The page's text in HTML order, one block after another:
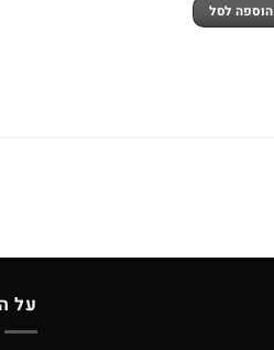
הוספה לסל
על